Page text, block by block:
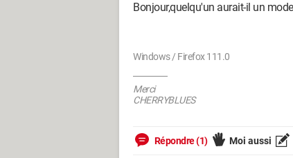
Bonjour,quelqu'un aurait-il un
Windows / Firefox 111.0
Merci
CHERRYBLUES
Répondre (1) Moi aussi